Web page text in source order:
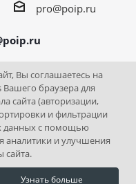
pro@poip.ru
промышленность"
Вы соглашаетесь на
браузера для
сайта (авторизации,
и фильтрации
данных с помощью
аналитики и улучшения
сайта.
Узнать больше